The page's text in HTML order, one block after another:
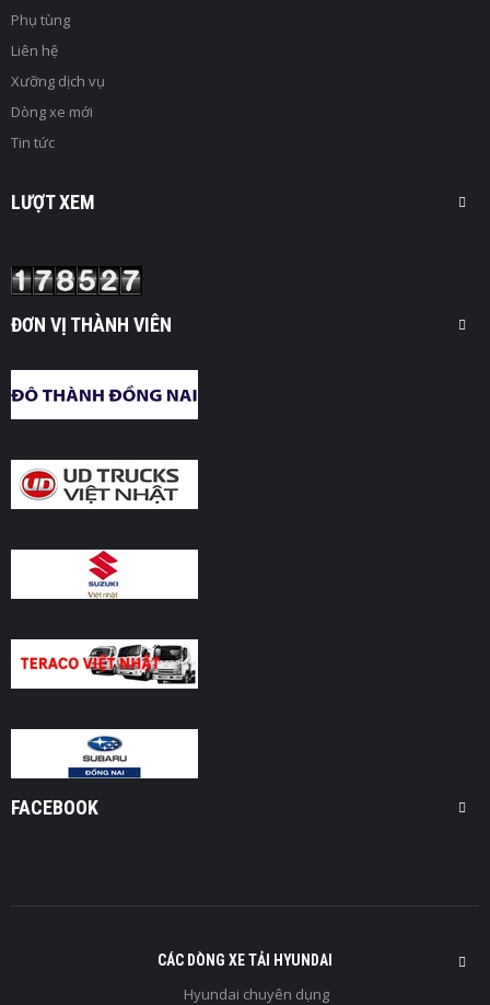
Phụ tùng
Liên hệ
Xưỡng dịch vụ
Dòng xe mới
Tin tức
LƯỢT XEM
ĐƠN VỊ THÀNH VIÊN
FACEBOOK
CÁC DÒNG XE TẢI HYUNDAI
Hyundai chuyên dụng